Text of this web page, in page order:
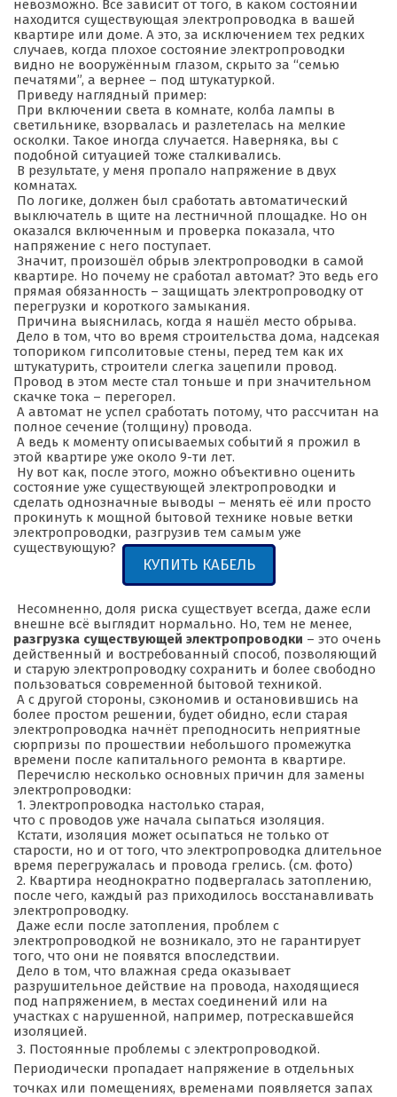
невозможно. Всё зависит от того, в каком состоянии
находится существующая электропроводка в вашей
квартире или доме. А это, за исключением тех редких
случаев, когда плохое состояние электропроводки
видно не вооружённым глазом, скрыто за “семью
печатями”, а вернее – под штукатуркой.
Приведу наглядный пример:
При включении света в комнате, колба лампы в
светильнике, взорвалась и разлетелась на мелкие
осколки. Такое иногда случается. Наверняка, вы с
подобной ситуацией тоже сталкивались.
В результате, у меня пропало напряжение в двух
комнатах.
По логике, должен был сработать автоматический
выключатель в щите на лестничной площадке. Но он
оказался включенным и проверка показала, что
напряжение с него поступает.
Значит, произошёл обрыв электропроводки в самой
квартире. Но почему не сработал автомат? Это ведь его
прямая обязанность – защищать электропроводку от
перегрузки и короткого замыкания.
Причина выяснилась, когда я нашёл место обрыва.
Дело в том, что во время строительства дома, надсекая
топориком гипсолитовые стены, перед тем как их
штукатурить, строители слегка зацепили провод.
Провод в этом месте стал тоньше и при значительном
скачке тока – перегорел.
А автомат не успел сработать потому, что рассчитан на
полное сечение (толщину) провода.
А ведь к моменту описываемых событий я прожил в
этой квартире уже около 9-ти лет.
Ну вот как, после этого, можно объективно оценить
состояние уже существующей электропроводки и
сделать однозначные выводы – менять её или просто
прокинуть к мощной бытовой технике новые ветки
электропроводки, разгрузив тем самым уже
существующую?
КУПИТЬ КАБЕЛЬ
Несомненно, доля риска существует всегда, даже если
внешне всё выглядит нормально. Но, тем не менее,
разгрузка существующей электропроводки – это очень
действенный и востребованный способ, позволяющий
и старую электропроводку сохранить и более свободно
пользоваться современной бытовой техникой.
А с другой стороны, сэкономив и остановившись на
более простом решении, будет обидно, если старая
электропроводка начнёт преподносить неприятные
сюрпризы по прошествии небольшого промежутка
времени после капитального ремонта в квартире.
Перечислю несколько основных причин для замены
электропроводки:
1. Электропроводка настолько старая,
что с проводов уже начала сыпаться изоляция.
Кстати, изоляция может осыпаться не только от
старости, но и от того, что электропроводка длительное
время перегружалась и провода грелись. (см. фото)
2. Квартира неоднократно подвергалась затоплению,
после чего, каждый раз приходилось восстанавливать
электропроводку.
Даже если после затопления, проблем с
электропроводкой не возникало, это не гарантирует
того, что они не появятся впоследствии.
Дело в том, что влажная среда оказывает
разрушительное действие на провода, находящиеся
под напряжением, в местах соединений или на
участках с нарушенной, например, потрескавшейся
изоляцией.
3. Постоянные проблемы с электропроводкой.
Периодически пропадает напряжение в отдельных
точках или помещениях, временами появляется запах